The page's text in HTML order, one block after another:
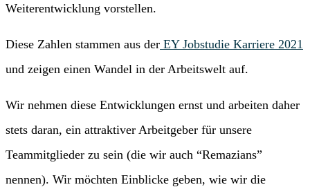
Weiterentwicklung vorstellen.
Diese Zahlen stammen aus der EY Jobstudie Karriere 2021
und zeigen einen Wandel in der Arbeitswelt auf.
Wir nehmen diese Entwicklungen ernst und arbeiten daher
stets daran, ein attraktiver Arbeitgeber für unsere
Teammitglieder zu sein (die wir auch “Remazians”
nennen). Wir möchten Einblicke geben, wie wir die